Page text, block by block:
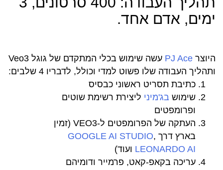
ימים, אדם אחד.
היוצר PJ Ace
עשה שימוש בכלי המתקדם של גוגל Veo3
ותהליך העבודה שלו פשוט למדי וכולל, לדבריו 4 שלבים:
כתיבת תסריט ראשוני כבסיס
שימוש בג'מיני ליצירת רשימת שוטים
ופרומפטים
העתקה של הפרומפטים ל-VEO3 (זמין
בארץ דרך GOOGLE AI STUDIO,
LEONARDO AI ועוד)
עריכה בקאפ-קאט, פרמייר ודומיהם